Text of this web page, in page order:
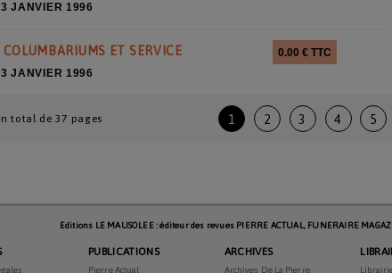
JANVIER 1996
ET SERVICE
JANVIER 1996
0.00 € TTC
total de 37 pages 1 2 3 4 5
Editions LE MAUSOLEE : éditeur des revues PIERRE ACTUAL, FUNERAIRE
PUBLICATIONS
Pierre Actual
ARCHIVES
Archives De La Pierre